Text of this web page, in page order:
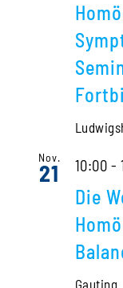
Nov.
21 10:00 -
Die
Gauting